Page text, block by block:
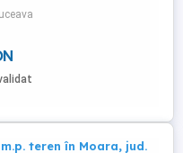
l-am cumpărat din Germania,
ridicare este mult mai mare ,
de fostul proprietar,
fie mai ușor de transportat.
până la h originală, dar
teren în Moara, jud.